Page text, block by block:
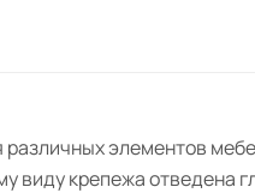
элементов
крепежа отведена